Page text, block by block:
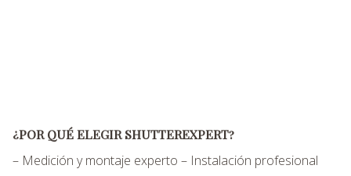
¿POR QUÉ ELEGIR SHUTTEREXPERT?
– Medición y montaje experto – Instalación profesional